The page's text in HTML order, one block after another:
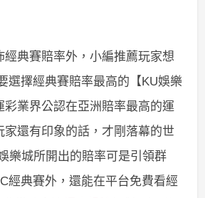
經典賽賠率外，小編推薦玩家想
選擇經典賽賠率最高的【KU娛樂
彩業界公認在亞洲賠率最高的運
家還有印象的話，才剛落幕的世
樂城所開出的賠率可是引領群
經典賽外，還能在平台免費看經